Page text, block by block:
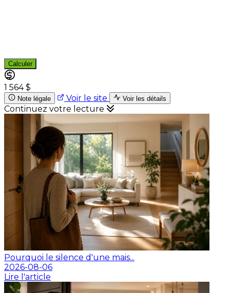
Calculer
1 564 $
Note légale Voir le site Voir les détails
Continuez votre lecture
Pourquoi le silence d'une mais...
2026-08-06
Lire l'article